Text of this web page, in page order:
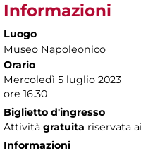
Informazioni
Luogo
Museo Napoleonico
Orario
Mercoledì 5 luglio 2023
ore 16.30
Biglietto d'ingresso
Attività gratuita riservata
Informazioni